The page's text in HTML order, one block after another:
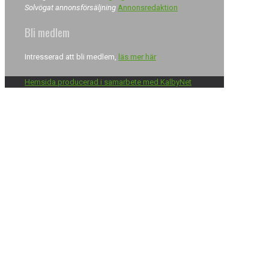
Solvögat annonsförsäljning Annonsredaktion
Bli medlem
Intresserad att bli medlem, läs mer här
Hemsida producerad i samarbete med KalbyNet